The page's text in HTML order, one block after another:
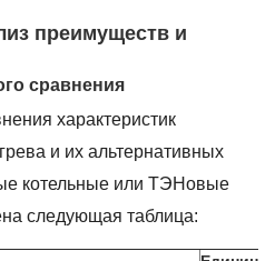
преимуществ и
сравнения
характеристик
и их альтернативных
котельные или ТЭНовые
следующая таблица: